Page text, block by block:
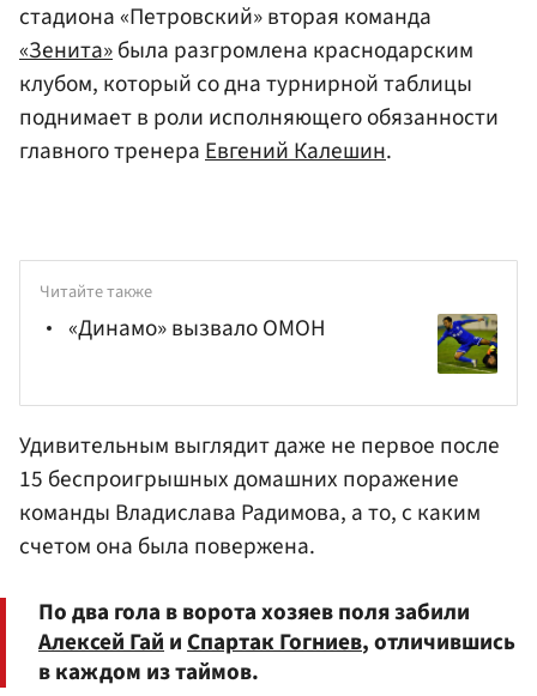
стадиона «Петровский» вторая команда
«Зенита»была разгромлена краснодарским
клубом, который со дна турнирной таблицы
поднимает в роли исполняющего обязанности
главного тренераЕвгений Калешин.
Читайте также
«Динамо» вызвало ОМОН
Удивительным выглядит даже не первое после
15 беспроигрышных домашних поражение
команды Владислава Радимова, а то, с каким
счетом она была повержена.
По два гола в ворота хозяев поля забили
Алексей ГайиСпартак Гогниев, отличившись
в каждом из таймов.